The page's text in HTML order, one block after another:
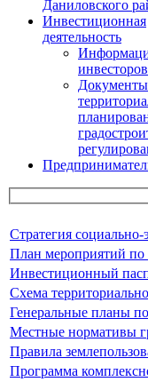
Даниловского
Инвестиционная
деятельность
инвесторов
Документы
Стратегия социально-
План мероприятий по
Инвестиционный
Схема
Генеральные планы
Местные нормативы
Правила
Программа